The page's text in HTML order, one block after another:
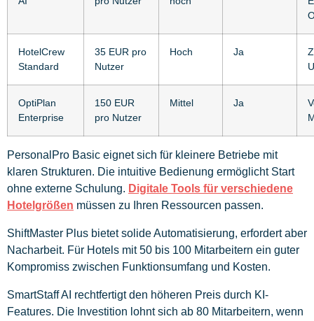
HotelCrew
Standard
35 EUR pro
Nutzer
Hoch Ja
OptiPlan
Enterprise
150 EUR
pro Nutzer
Mittel Ja
PersonalPro Basic eignet sich für kleinere Betriebe mit
klaren Strukturen. Die intuitive Bedienung ermöglicht Start
ohne externe Schulung. Digitale Tools für verschiedene
Hotelgrößen müssen zu Ihren Ressourcen passen.
ShiftMaster Plus bietet solide Automatisierung, erfordert aber
Nacharbeit. Für Hotels mit 50 bis 100 Mitarbeitern ein guter
Kompromiss zwischen Funktionsumfang und Kosten.
SmartStaff AI rechtfertigt den höheren Preis durch KI-
Features. Die Investition lohnt sich ab 80 Mitarbeitern, wenn